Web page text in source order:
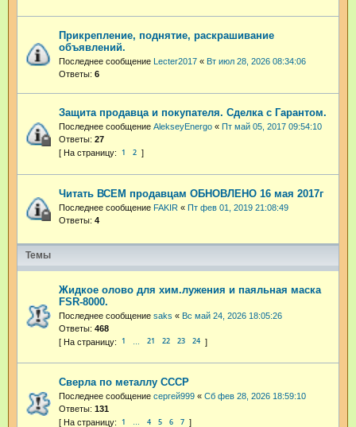
Прикрепление, поднятие, раскрашивание
объявлений.
Последнее сообщение Lecter2017 « Вт июл 28, 2026 08:34:06
Ответы: 6
Защита продавца и покупателя. Сделка с Гарантом.
Последнее сообщение AlekseyEnergo « Пт май 05, 2017 09:54:10
Ответы: 27
1 2
Читать ВСЕМ продавцам ОБНОВЛЕНО 16 мая 2017г
Последнее сообщение FAKIR « Пт фев 01, 2019 21:08:49
Ответы: 4
Темы
Жидкое олово для хим.лужения и паяльная маска
FSR-8000.
Последнее сообщение saks « Вс май 24, 2026 18:05:26
Ответы: 468
1 21 22 23 24
Сверла по металлу СССР
Последнее сообщение сергей999 « Сб фев 28, 2026 18:59:10
Ответы: 131
1 … 4 5 6 7